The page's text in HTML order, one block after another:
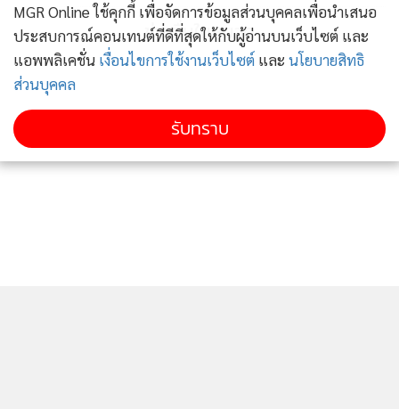
ภาพจากเฟซบุ๊ก Suphanat Aphinyan
#ผู้นำเลวจะหลอกใช้คนโง่
ข่าวอื่นในหมวด
MGR Online ใช้คุกกี้ เพื่อจัดการข้อมูลส่วนบุคคลเพื่อนำเสนอ
ประสบการณ์คอนเทนต์ที่ดีที่สุดให้กับผู้อ่านบนเว็บไซต์ และ
แอพพลิเคชั่น เงื่อนไขการใช้งานเว็บไซต์ และ นโยบายสิทธิ
ส่วนบุคคล
รับทราบ